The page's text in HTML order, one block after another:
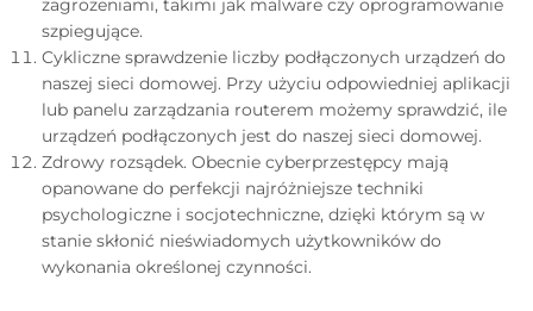
zagrożeniami, takimi jak malware czy oprogramowanie
szpiegujące.
Cykliczne sprawdzenie liczby podłączonych urządzeń do
naszej sieci domowej. Przy użyciu odpowiedniej aplikacji
lub panelu zarządzania routerem możemy sprawdzić, ile
urządzeń podłączonych jest do naszej sieci domowej.
Zdrowy rozsądek. Obecnie cyberprzestępcy mają
opanowane do perfekcji najróżniejsze techniki
psychologiczne i socjotechniczne, dzięki którym są w
stanie skłonić nieświadomych użytkowników do
wykonania określonej czynności.